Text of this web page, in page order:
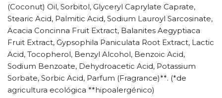
(Coconut) Oil, Sorbitol, Glyceryl Caprylate Caprate,
Stearic Acid, Palmitic Acid, Sodium Lauroyl Sarcosinate,
Acacia Concinna Fruit Extract, Balanites Aegyptiaca
Fruit Extract, Gypsophila Paniculata Root Extract, Lactic
Acid, Tocopherol, Benzyl Alcohol, Benzoic Acid,
Sodium Benzoate, Dehydroacetic Acid, Potassium
Sorbate, Sorbic Acid, Parfum (Fragrance)**. (*de
agricultura ecológica **hipoalergénico)